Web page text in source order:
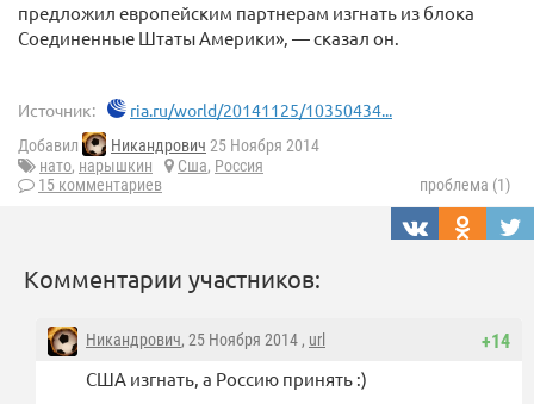
предложил европейским партнерам изгнать из блока
Соединенные Штаты Америки», — сказал он.
Источник: ria.ru/world/20141125/10350434...
Добавил Никандрович 25 Ноября 2014
нато, нарышкин Сша, Россия
15 комментариев
проблема (1)
Комментарии участников:
+14
Никандрович, 25 Ноября 2014 , url
США изгнать, а Россию принять :)